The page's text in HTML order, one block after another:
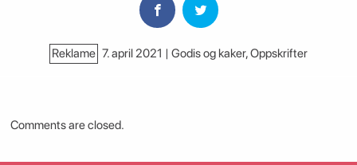
Reklame 7. april 2021 | Godis og kaker,Oppskrifter
Comments are closed.